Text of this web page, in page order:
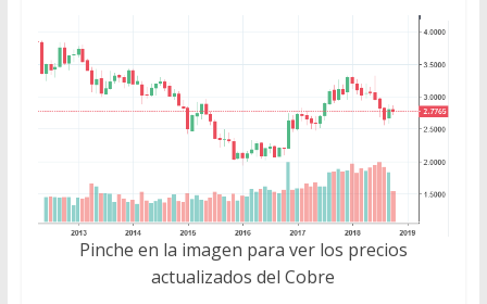
Pinche en la imagen para ver los precios
actualizados del Cobre